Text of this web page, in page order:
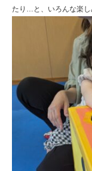
たり…と、いろんな楽し